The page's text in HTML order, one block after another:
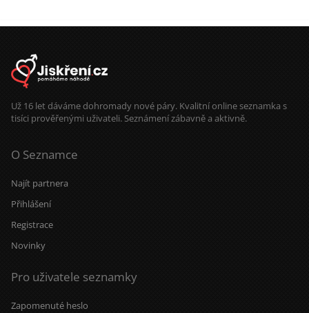
Už 16 let dáváme dohromady nové páry. Kvalitní online seznamka s
tisíci prověřenými uživateli. Seznámení zábavně a aktivně.
O Seznamce
Najít partnera
Přihlášení
Registrace
Novinky
Pro uživatele seznamky
Zapomenuté heslo